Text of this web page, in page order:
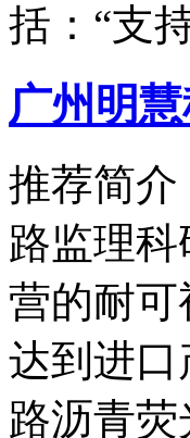
括：“支
广州明
推荐简介
路监理
营的耐可
达到进
路沥青